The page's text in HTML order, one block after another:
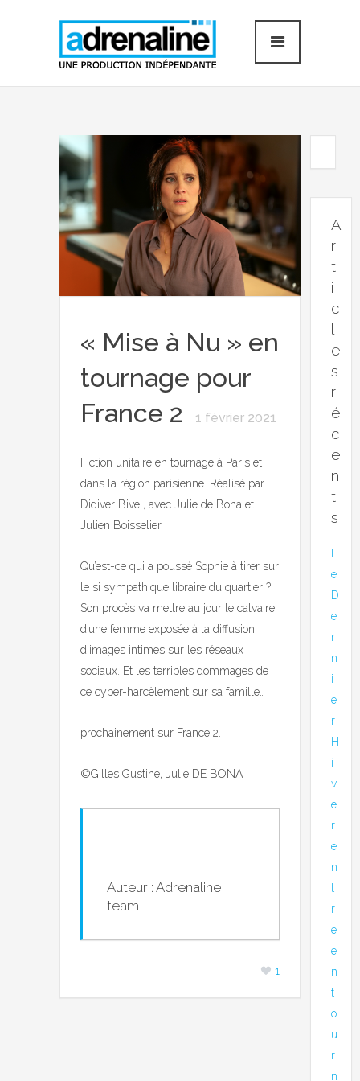
« Mise à Nu » en
tournage pour
France 2
1 février 2021
Fiction unitaire en tournage à Paris et
dans la région parisienne. Réalisé par
Didiver Bivel, avec Julie de Bona et
Julien Boisselier.
Qu’est-ce qui a poussé Sophie à tirer sur
le si sympathique libraire du quartier ?
Son procès va mettre au jour le calvaire
d’une femme exposée à la diffusion
d’images intimes sur les réseaux
sociaux. Et les terribles dommages de
ce cyber-harcèlement sur sa famille…
prochainement sur France 2.
©Gilles Gustine, Julie DE BONA
Auteur : Adrenaline
team
1
A
r
t
i
c
l
e
s
r
é
c
e
n
t
s
e
D
e
r
n
i
e
r
H
i
v
e
r
e
n
t
r
e
e
n
t
o
u
r
n